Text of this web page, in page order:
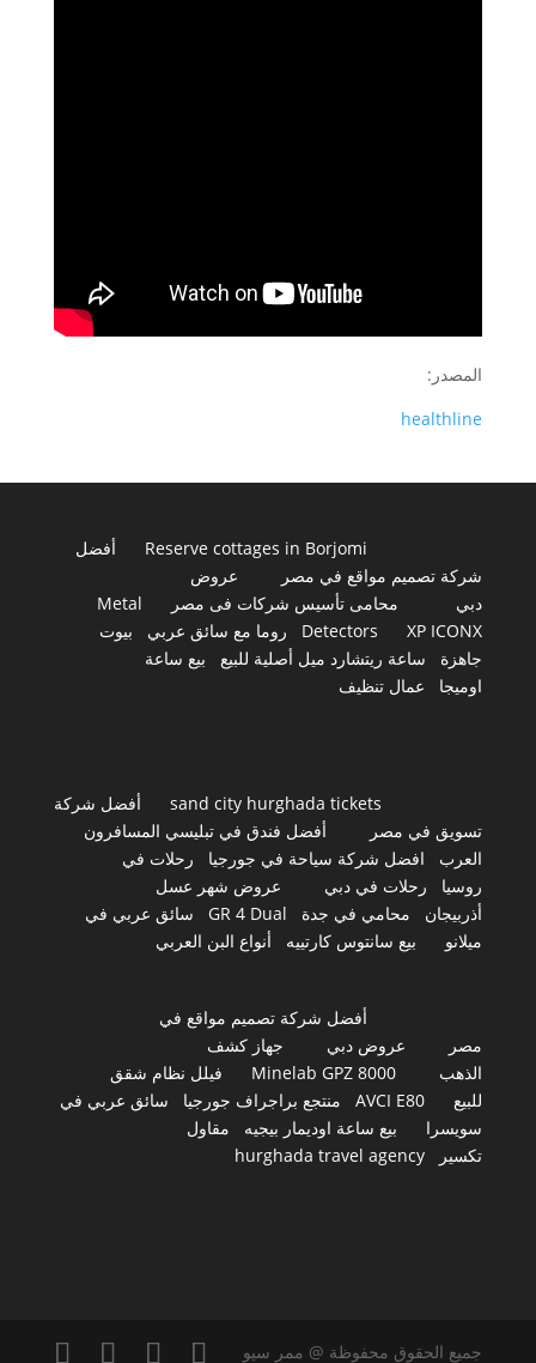
المصدر:
healthline
Reserve cottages in Borjomi
أفضل
شركة تصميم مواقع في مصر
عروض
دبي
محامى تأسيس شركات فى مصر
Metal
Detectors
XP ICONX روما مع سائق عربي
بيوت
جاهزة
ساعة ريتشارد ميل أصلية للبيع
بيع ساعة
اوميجا
عمال تنظيف
sand city hurghada tickets
أفضل شركة
تسويق في مصر
أفضل فندق في تبليسي المسافرون
العرب
افضل شركة سياحة في جورجيا
رحلات في
روسيا
رحلات في دبي
عروض شهر عسل
أذربيجان
محامي في جدة GR 4 Dual
سائق عربي في
ميلانو
بيع سانتوس كارتييه أنواع البن العربي
أفضل شركة تصميم مواقع في
مصر
عروض دبي
جهاز كشف
الذهب
Minelab GPZ 8000
فيلل نظام شقق
للبيع
AVCI E80 منتجع براجراف جورجيا
سائق عربي في
سويسرا
بيع ساعة اوديمار بيجيه
مقاول
تكسير
hurghada travel agency
جميع الحقوق محفوظة @ ممر سيو